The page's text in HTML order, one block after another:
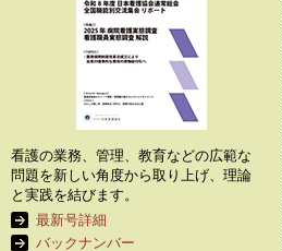
看護の業務、管理、教育などの広範な
問題を新しい角度から取り上げ、理論
と実践を結びます。
最新号詳細
バックナンバー